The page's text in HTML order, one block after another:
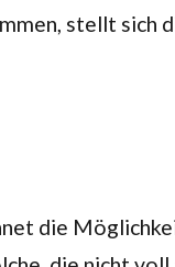
stellt
die